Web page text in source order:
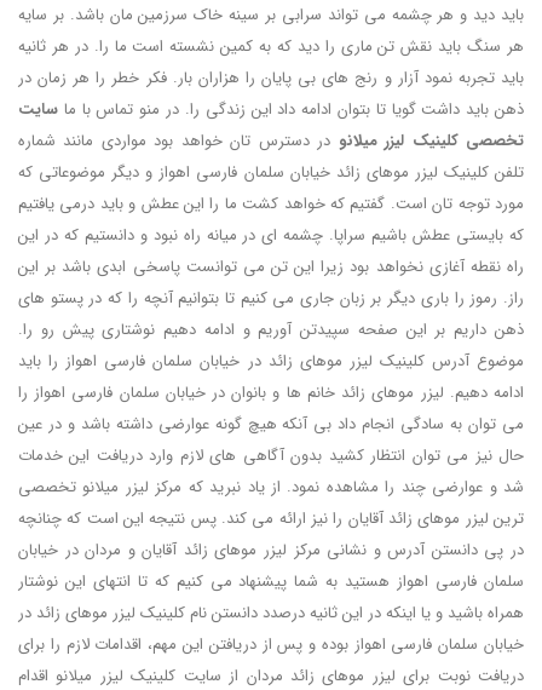
باید دید و هر چشمه می تواند سرابی بر سینه خاک سرزمین مان باشد. بر سایه
هر سنگ باید نقش تن ماری را دید که به کمین نشسته است ما را. در هر ثانیه
باید تجربه نمود آزار و رنج های بی پایان را هزاران بار. فکر خطر را هر زمان در
ذهن باید داشت گویا تا بتوان ادامه داد این زندگی را. در منو تماس با ما سایت
تخصصی کلینیک لیزر میلانو در دسترس تان خواهد بود مواردی مانند شماره
تلفن کلینیک لیزر موهای زائد خیابان سلمان فارسی اهواز و دیگر موضوعاتی که
مورد توجه تان است. گفتیم که خواهد کشت ما را این عطش و باید درمی یافتیم
که بایستی عطش باشیم سراپا. چشمه ای در میانه راه نبود و دانستیم که در این
راه نقطه آغازی نخواهد بود زیرا این تن می توانست پاسخی ابدی باشد بر این
راز. رموز را باری دیگر بر زبان جاری می کنیم تا بتوانیم آنچه را که در پستو های
ذهن داریم بر این صفحه سپیدتن آوریم و ادامه دهیم نوشتاری پیش رو را.
موضوع آدرس کلینیک لیزر موهای زائد در خیابان سلمان فارسی اهواز را باید
ادامه دهیم. لیزر موهای زائد خانم ها و بانوان در خیابان سلمان فارسی اهواز را
می توان به سادگی انجام داد بی آنکه هیچ گونه عوارضی داشته باشد و در عین
حال نیز می توان انتظار کشید بدون آگاهی های لازم وارد دریافت این خدمات
شد و عوارضی چند را مشاهده نمود. از یاد نبرید که مرکز لیزر میلانو تخصصی
ترین لیزر موهای زائد آقایان را نیز ارائه می کند. پس نتیجه این است که چنانچه
در پی دانستن آدرس و نشانی مرکز لیزر موهای زائد آقایان و مردان در خیابان
سلمان فارسی اهواز هستید به شما پیشنهاد می کنیم که تا انتهای این نوشتار
همراه باشید و یا اینکه در این ثانیه درصدد دانستن نام کلینیک لیزر موهای زائد در
خیابان سلمان فارسی اهواز بوده و پس از دریافتن این مهم، اقدامات لازم را برای
دریافت نوبت برای لیزر موهای زائد مردان از سایت کلینیک لیزر میلانو اقدام